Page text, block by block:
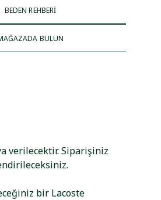
BEDEN REHBERİ
BULUN
verilecektir. Siparişiniz
bir Lacoste